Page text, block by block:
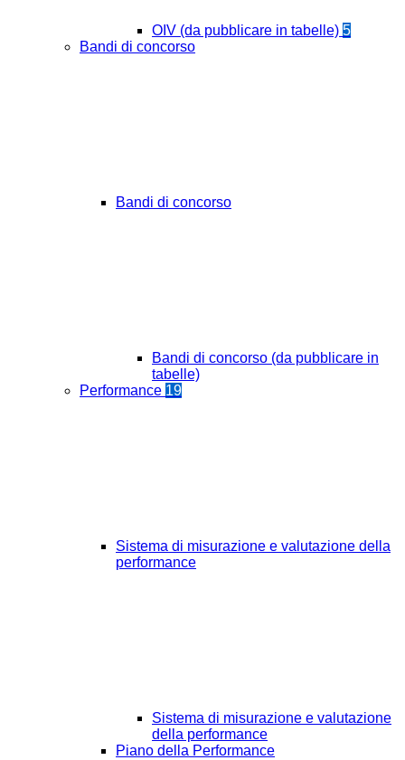
OIV (da pubblicare in tabelle) 5
Bandi di concorso
Bandi di concorso
Bandi di concorso (da pubblicare in
tabelle)
Performance 19
Sistema di misurazione e valutazione della
performance
Sistema di misurazione e valutazione
della performance
Piano della Performance